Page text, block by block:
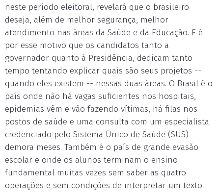
neste período eleitoral, revelará que o brasileiro
deseja, além de melhor segurança, melhor
atendimento nas áreas da Saúde e da Educação. E é
por esse motivo que os candidatos tanto a
governador quanto à Presidência, dedicam tanto
tempo tentando explicar quais são seus projetos --
quando eles existem -- nessas duas áreas. O Brasil é o
país onde não há vagas suficientes nos hospitais,
epidemias vêm e vão fazendo vítimas, há filas nos
postos de saúde e uma consulta com um especialista
credenciado pelo Sistema Único de Saúde (SUS)
demora meses. Também é o país de grande evasão
escolar e onde os alunos terminam o ensino
fundamental muitas vezes sem saber as quatro
operações e sem condições de interpretar um texto.